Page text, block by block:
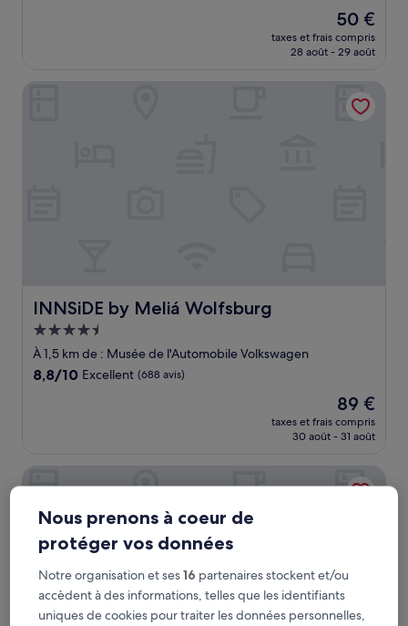
Le
nouveau
prix
de
50 €
50 €
taxes et frais compris
28 août - 29 août
INNSiDE by Meliá Wolfsburg
INNSiDE by Meliá Wolfsburg
Hébergement
4.5 étoiles
À 1,5 km de : Musée de l'Automobile Volkswagen
8.8
8,8/10 Excellent (688 avis)
Le
nouveau
prix
de
89 €
89 €
taxes et frais compris
30 août - 31 août
Nous prenons à coeur de
protéger vos données
Notre organisation et ses16 partenaires stockent et/ou
accèdent à des informations, telles que les identifiants
uniques de cookies pour traiter les données personnelles,